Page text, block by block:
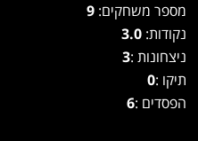
מספר משחקים:
נקודות: 3.0
ניצחונות :3
תיקו :0
הפסדים :6